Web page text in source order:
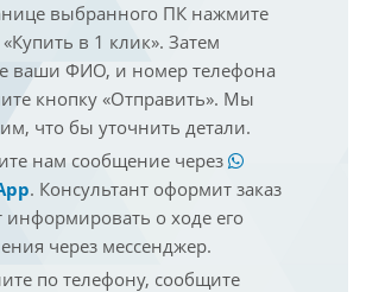
выбранного ПК нажмите
в 1 клик». Затем
ваши ФИО, и номер телефона
кнопку «Отправить». Мы
что бы уточнить детали.
нам сообщение через
. Консультант оформит заказ
информировать о ходе его
через мессенджер.
по телефону, сообщите